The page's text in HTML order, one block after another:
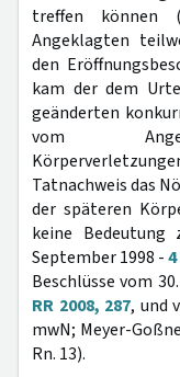
treffen
Angeklagten
den
kam der dem
geänderten
vom
Tatnachweis das
der späteren
keine
September 1998 -
Beschlüsse vom
RR 2008, 287, und
mwN; Meyer-
Rn. 13).